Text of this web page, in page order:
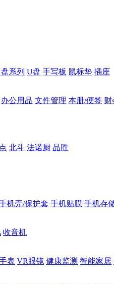
系列 U盘 手写板 鼠标垫 插座
办公用品 文件管理 本册/便签 财
北斗 法诺厨 品胜
机壳/保护套 手机贴膜 手机存
收音机
表 VR眼镜 健康监测 智能家居